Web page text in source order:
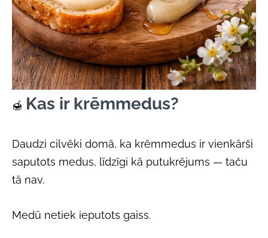
🍯 Kas ir krēmmedus?
Daudzi cilvēki domā, ka krēmmedus ir vienkārši
saputots medus, līdzīgi kā putukrējums — taču
tā nav.
Medū netiek ieputots gaiss.